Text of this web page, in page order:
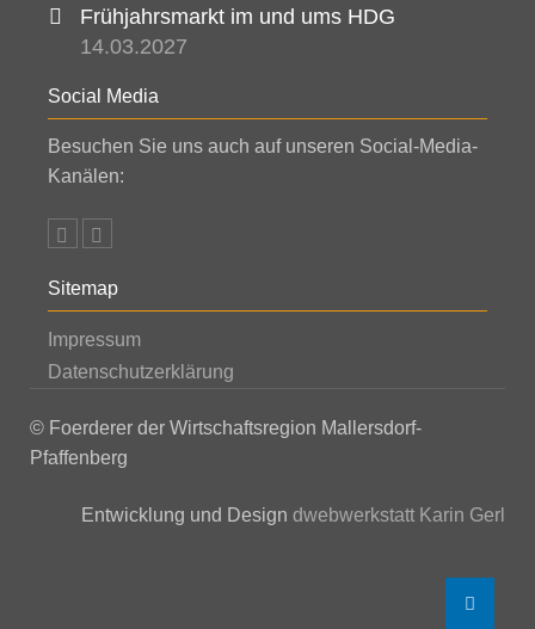
Frühjahrsmarkt im und ums HDG
14.03.2027
Social Media
Besuchen Sie uns auch auf unseren Social-Media-
Kanälen:
Sitemap
Impressum
Datenschutzerklärung
© Foerderer der Wirtschaftsregion Mallersdorf-
Pfaffenberg
Entwicklung und Design dwebwerkstatt Karin Gerl